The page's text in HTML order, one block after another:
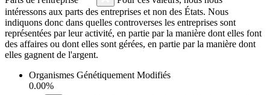
intéressons aux parts des entreprises et non des États. Nous
indiquons donc dans quelles controverses les entreprises sont
représentées par leur activité, en partie par la manière dont elles font
des affaires ou dont elles sont gérées, en partie par la manière dont
elles gagnent de l'argent.
Organismes Génétiquement Modifiés
0.00%